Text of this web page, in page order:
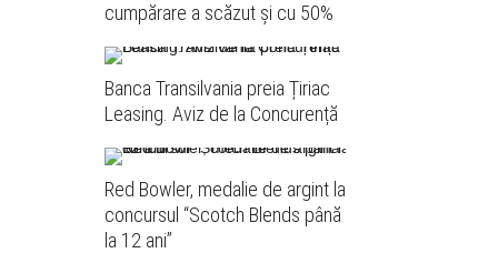
cumpărare a scăzut și cu 50%
Banca Transilvania preia Țiriac
Leasing. Aviz de la Concurență
Red Bowler, medalie de argint la
concursul “Scotch Blends până
la 12 ani”